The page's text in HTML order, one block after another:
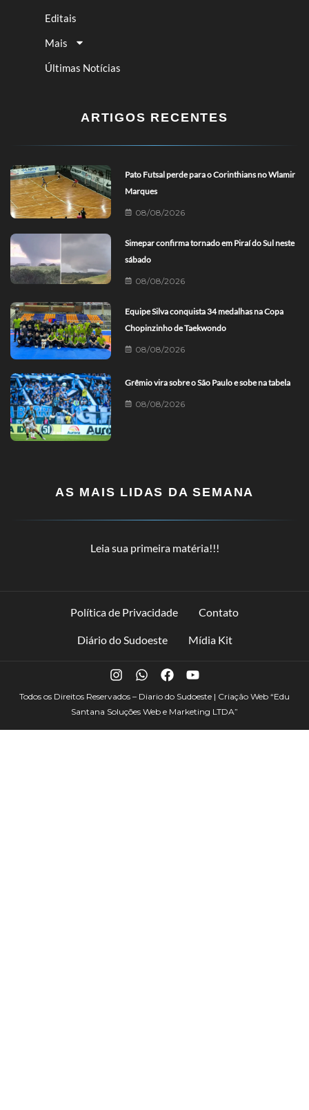
Editais
Mais
Últimas Notícias
ARTIGOS RECENTES
Pato Futsal perde para o Corinthians no Wlamir
Marques
08/08/2026
Simepar confirma tornado em Piraí do Sul neste
sábado
08/08/2026
Equipe Silva conquista 34 medalhas na Copa
Chopinzinho de Taekwondo
08/08/2026
Grêmio vira sobre o São Paulo e sobe na tabela
08/08/2026
AS MAIS LIDAS DA SEMANA
Leia sua primeira matéria!!!
Política de Privacidade Contato
Diário do Sudoeste Mídia Kit
Todos os Direitos Reservados – Diario do Sudoeste | Criação Web “Edu
Santana Soluções Web e Marketing LTDA”